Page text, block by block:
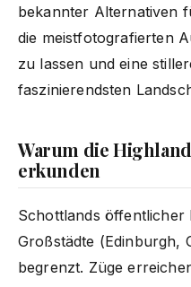
bekannter Alternativen
die meistfotografierten
zu lassen und eine
faszinierendsten
Warum die
erkunden
Schottlands öffentlicher
Großstädte (Edinburgh,
begrenzt. Züge